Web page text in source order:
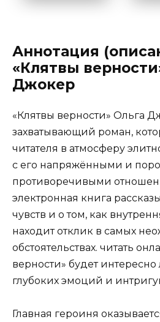
Аннотация
«Клятвы
Джокер
«Клятвы верности» Ольга
захватывающий роман,
читателя в атмосферу
с его напряжёнными и
противоречивыми
электронная книга
чувств и о том, как
находит отклик в самых
обстоятельствах. читать
верности» будет
глубоких эмоций и
Главная героиня